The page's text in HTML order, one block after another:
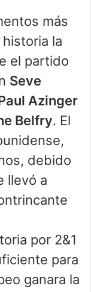
más
la
el partido
Seve
Azinger
Belfry. El
debido
llevó a
por 2&1
para
ganara la